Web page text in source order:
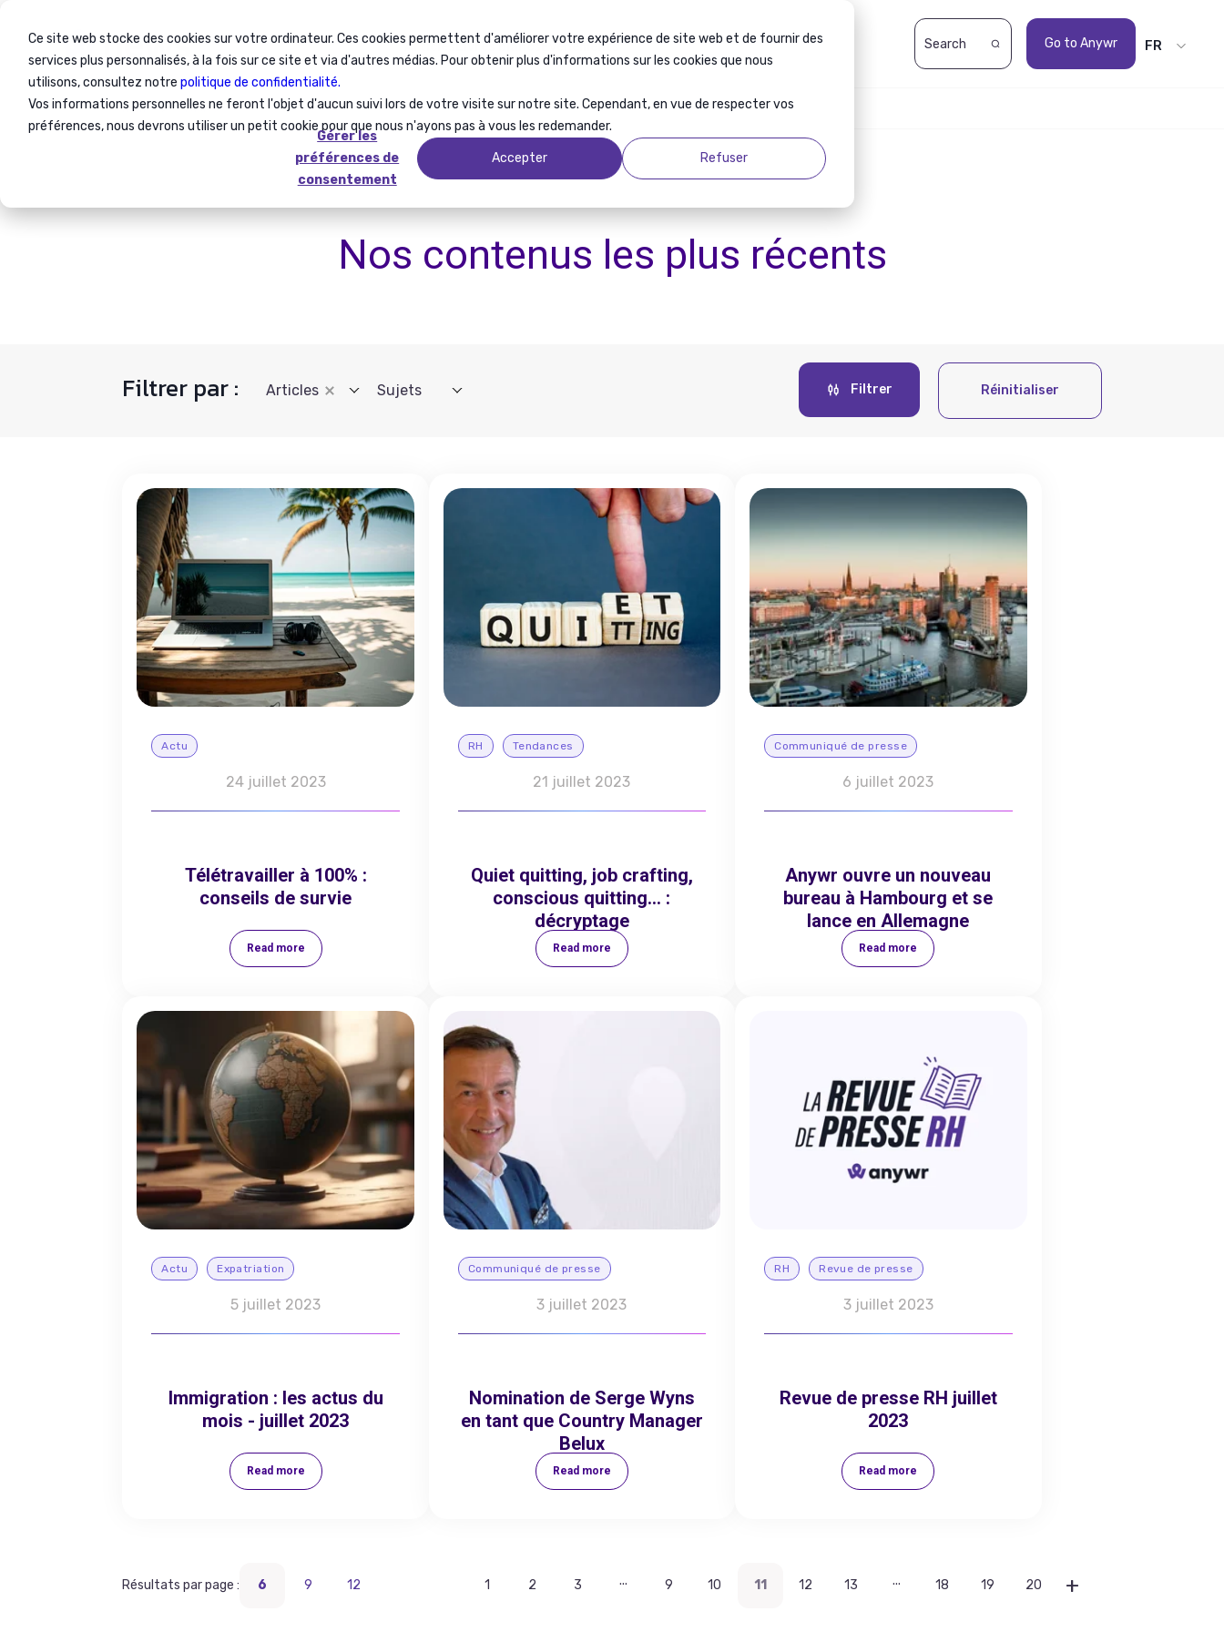
Ce site web stocke des cookies sur votre ordinateur. Ces cookies permettent d'améliorer votre expérience de site web et de fournir des
services plus personnalisés, à la fois sur ce site et via d'autres médias. Pour obtenir plus d'informations sur les cookies que nous
utilisons, consultez notre politique de confidentialité.
Vos informations personnelles ne feront l'objet d'aucun suivi lors de votre visite sur notre site. Cependant, en vue de respecter vos
préférences, nous devrons utiliser un petit cookie pour que nous n'ayons pas à vous les redemander.
Gérer les
préférences de
consentement
Accepter Refuser
Articles Livres blancsÉvénements Go to Anywr FR
Home Articles
Nos contenus les plus récents
Filtrer par : Articles Sujets Filtrer Réinitialiser
Actu
24 juillet 2023
Télétravailler à 100% :
conseils de survie
Read more
RH Tendances
21 juillet 2023
Quiet quitting, job crafting,
conscious quitting… :
décryptage
Read more
Communiqué de presse
6 juillet 2023
Anywr ouvre un nouveau
bureau à Hambourg et se
lance en Allemagne
Read more
Actu Expatriation
5 juillet 2023
Immigration : les actus du
mois - juillet 2023
Read more
Communiqué de presse
3 juillet 2023
Nomination de Serge Wyns
en tant que Country Manager
Belux
Read more
RH Revue de presse
3 juillet 2023
Revue de presse RH juillet
2023
Read more
Résultats par page : 6 9 12 1 2 3 ... 9 10 11 12 13 ... 18 19 20